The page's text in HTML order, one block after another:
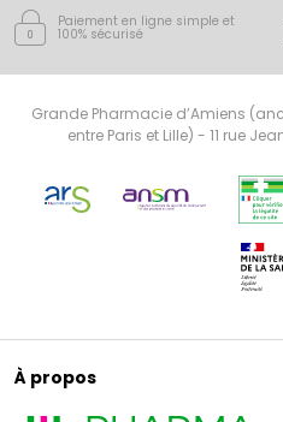
Paiement en ligne simple et
100% sécurisé
Grande Pharmacie d’Amiens
entre Paris et Lille) - 11 rue
À propos